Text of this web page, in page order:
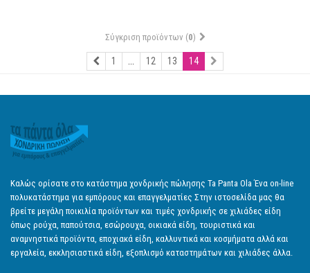
Σύγκριση προϊόντων (0)
1 12 13 14
Καλώς ορίσατε στο κατάστημα χονδρικής πώλησης Ta Panta Ola Ένα on-line
πολυκατάστημα για εμπόρους και επαγγελματίες Στην ιστοσελίδα μας θα
βρείτε μεγάλη ποικιλία προϊόντων και τιμές χονδρικής σε χιλιάδες είδη
όπως ρούχα, παπούτσια, εσώρουχα, οικιακά είδη, τουριστικά και
αναμνηστικά προϊόντα, εποχιακά είδη, καλλυντικά και κοσμήματα αλλά και
εργαλεία, εκκλησιαστικά είδη, εξοπλισμό καταστημάτων και χιλιάδες άλλα.